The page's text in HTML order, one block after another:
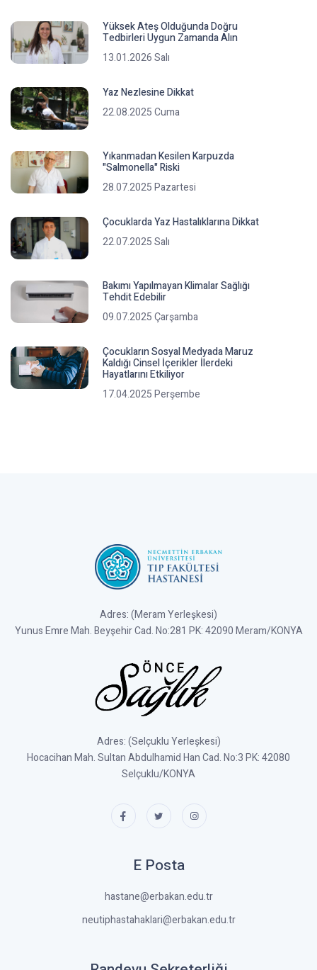
Yüksek Ateş Olduğunda Doğru
Tedbirleri Uygun Zamanda Alın
13.01.2026 Salı
Yaz Nezlesine Dikkat
22.08.2025 Cuma
Yıkanmadan Kesilen Karpuzda
"Salmonella" Riski
28.07.2025 Pazartesi
Çocuklarda Yaz Hastalıklarına Dikkat
22.07.2025 Salı
Bakımı Yapılmayan Klimalar Sağlığı
Tehdit Edebilir
09.07.2025 Çarşamba
Çocukların Sosyal Medyada Maruz
Kaldığı Cinsel İçerikler İlerdeki
Hayatlarını Etkiliyor
17.04.2025 Perşembe
Adres: (Meram Yerleşkesi)
Yunus Emre Mah. Beyşehir Cad. No:281 PK: 42090 Meram/KONYA
Adres: (Selçuklu Yerleşkesi)
Hocacihan Mah. Sultan Abdulhamid Han Cad. No:3 PK: 42080
Selçuklu/KONYA
E Posta
hastane@erbakan.edu.tr
neutiphastahaklari@erbakan.edu.tr